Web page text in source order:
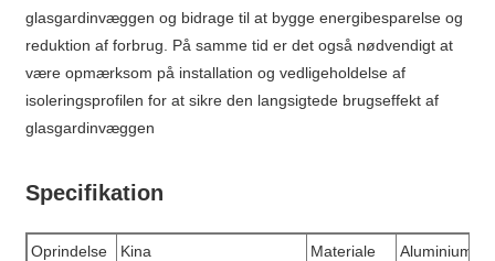
glasgardinvæggen og bidrage til at bygge energibesparelse og
reduktion af forbrug. På samme tid er det også nødvendigt at
være opmærksom på installation og vedligeholdelse af
isoleringsprofilen for at sikre den langsigtede brugseffekt af
glasgardinvæggen
Specifikation
Oprindelse Kina Materiale